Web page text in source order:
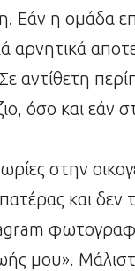
η ομάδα
αρνητικά
αντίθετη
όσο και εάν
στην
πατέρας και
μου».